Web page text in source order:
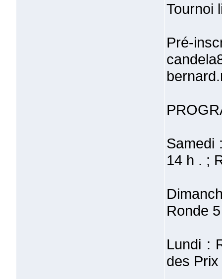
Tournoi
Pré-
Samedi
14 h . ;
Ronde
Lundi :
des